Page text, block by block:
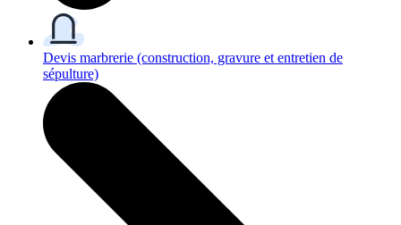
Devis marbrerie (construction, gravure et entretien de
sépulture)